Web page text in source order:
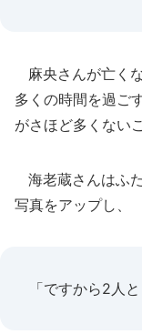
麻央さんが亡く
多くの時間を過ご
がさほど多くない
海老蔵さんはふ
写真をアップし、
「ですから2人